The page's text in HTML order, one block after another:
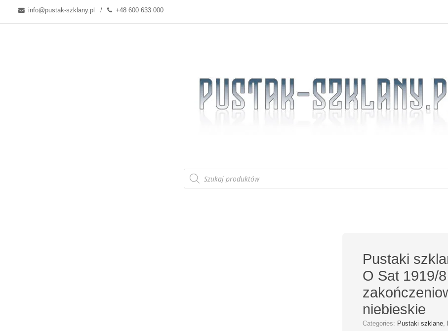
info@pustak-szklany.pl +48 600 633 000
Pustaki
O Sat 1919/
niebieskie
Categories: Pustaki szklane,